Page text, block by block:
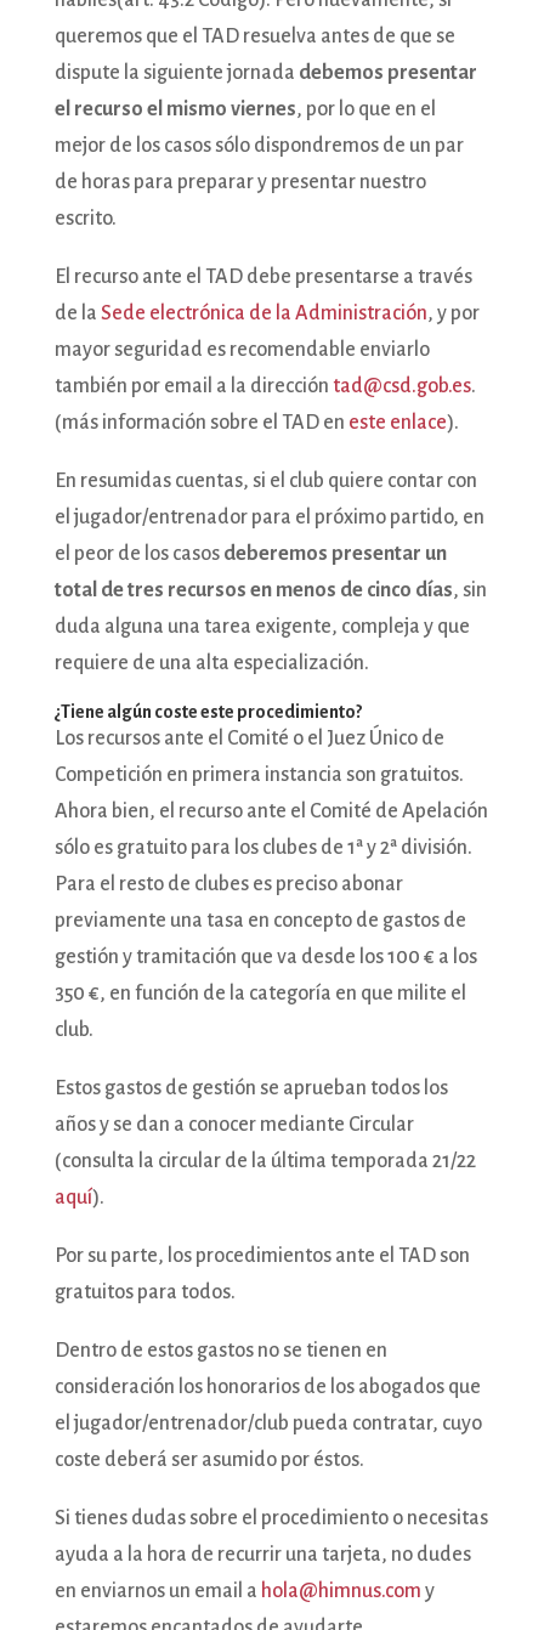
queremos que el TAD resuelva antes de que se
dispute la siguiente jornada debemos presentar
el recurso el mismo viernes, por lo que en el
mejor de los casos sólo dispondremos de un par
de horas para preparar y presentar nuestro
escrito.
El recurso ante el TAD debe presentarse a través
de la Sede electrónica de la Administración, y por
mayor seguridad es recomendable enviarlo
también por email a la dirección tad@csd.gob.es.
(más información sobre el TAD en este enlace).
En resumidas cuentas, si el club quiere contar con
el jugador/entrenador para el próximo partido, en
el peor de los casos deberemos presentar un
total de tres recursos en menos de cinco días, sin
duda alguna una tarea exigente, compleja y que
requiere de una alta especialización.
¿Tiene algún coste este procedimiento?
Los recursos ante el Comité o el Juez Único de
Competición en primera instancia son gratuitos.
Ahora bien, el recurso ante el Comité de Apelación
sólo es gratuito para los clubes de 1ª y 2ª división.
Para el resto de clubes es preciso abonar
previamente una tasa en concepto de gastos de
gestión y tramitación que va desde los 100 € a los
350 €, en función de la categoría en que milite el
club.
Estos gastos de gestión se aprueban todos los
años y se dan a conocer mediante Circular
(consulta la circular de la última temporada 21/22
aquí).
Por su parte, los procedimientos ante el TAD son
gratuitos para todos.
Dentro de estos gastos no se tienen en
consideración los honorarios de los abogados que
el jugador/entrenador/club pueda contratar, cuyo
coste deberá ser asumido por éstos.
Si tienes dudas sobre el procedimiento o necesitas
ayuda a la hora de recurrir una tarjeta, no dudes
en enviarnos un email a hola@himnus.com y